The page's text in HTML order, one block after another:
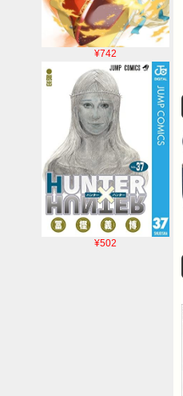
¥742
¥502